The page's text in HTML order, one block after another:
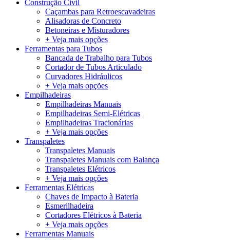
Construção Civil
Caçambas para Retroescavadeiras
Alisadoras de Concreto
Betoneiras e Misturadores
+ Veja mais opções
Ferramentas para Tubos
Bancada de Trabalho para Tubos
Cortador de Tubos Articulado
Curvadores Hidráulicos
+ Veja mais opções
Empilhadeiras
Empilhadeiras Manuais
Empilhadeiras Semi-Elétricas
Empilhadeiras Tracionárias
+ Veja mais opções
Transpaletes
Transpaletes Manuais
Transpaletes Manuais com Balança
Transpaletes Elétricos
+ Veja mais opções
Ferramentas Elétricas
Chaves de Impacto à Bateria
Esmerilhadeira
Cortadores Elétricos à Bateria
+ Veja mais opções
Ferramentas Manuais